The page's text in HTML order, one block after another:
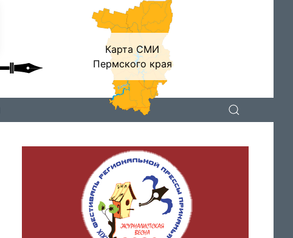
Карта СМИ
Пермского края